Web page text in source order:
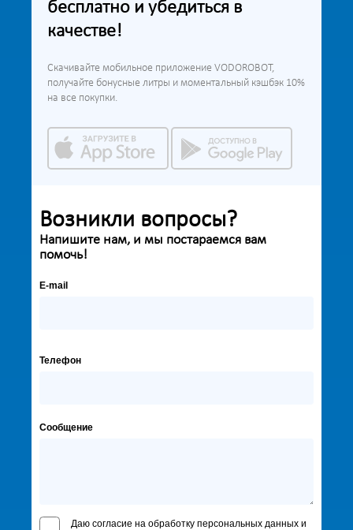
бесплатно и убедиться в
качестве!
Скачивайте мобильное приложение VODOROBOT,
получайте бонусные литры и моментальный кэшбэк 10%
на все покупки.
Возникли вопросы?
Напишите нам, и мы постараемся вам
помочь!
E-mail
Телефон
Сообщение
Даю согласие на обработку персональных данных и